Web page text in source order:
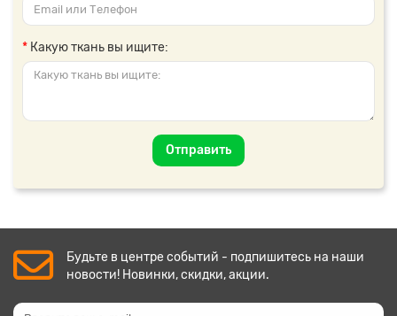
Какую ткань вы ищите:
Отправить
Будьте в центре событий - подпишитесь на наши
новости! Новинки, скидки, акции.